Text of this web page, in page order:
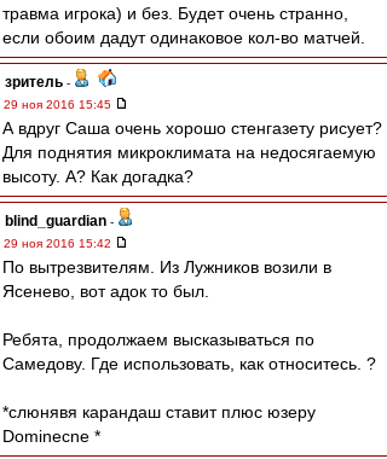
травма игрока) и без. Будет очень странно,
если обоим дадут одинаковое кол-во матчей.
зpитель -
29 ноя 2016 15:45
А вдруг Саша очень хорошо стенгазету рисует?
Для поднятия микроклимата на недосягаемую
высоту. А? Как догадка?
blind_guardian -
29 ноя 2016 15:42
По вытрезвителям. Из Лужников возили в
Ясенево, вот адок то был.
Ребята, продолжаем высказываться по
Самедову. Где использовать, как относитесь. ?
*слюнявя карандаш ставит плюс юзеру
Dominecne *